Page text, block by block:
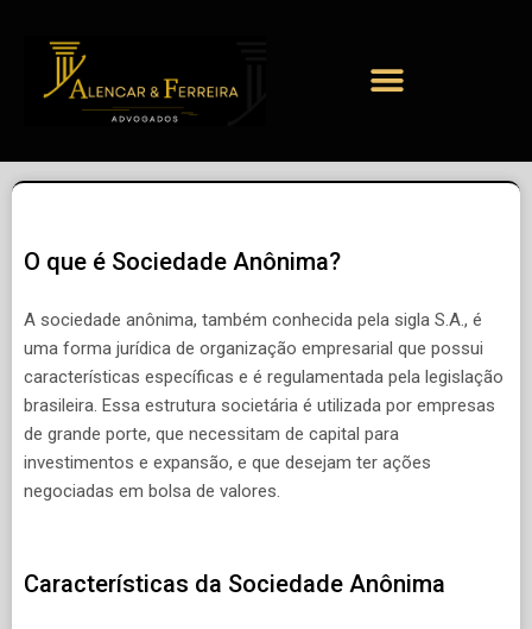
O que é Sociedade Anônima?
A sociedade anônima, também conhecida pela sigla S.A., é
uma forma jurídica de organização empresarial que possui
características específicas e é regulamentada pela legislação
brasileira. Essa estrutura societária é utilizada por empresas
de grande porte, que necessitam de capital para
investimentos e expansão, e que desejam ter ações
negociadas em bolsa de valores.
Características da Sociedade Anônima